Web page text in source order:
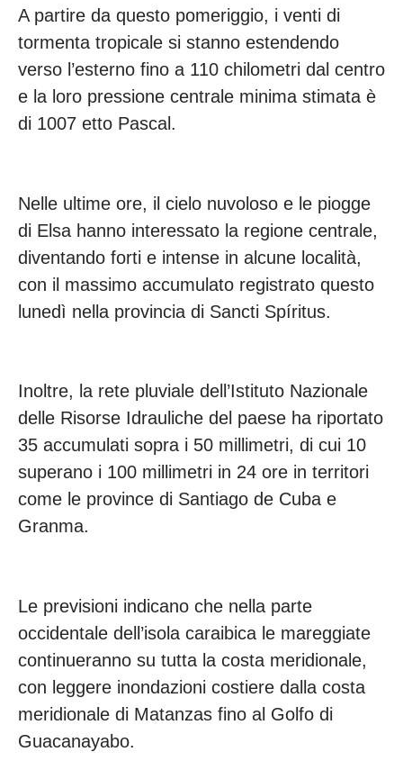
A partire da questo pomeriggio, i venti di
tormenta tropicale si stanno estendendo
verso l’esterno fino a 110 chilometri dal centro
e la loro pressione centrale minima stimata è
di 1007 etto Pascal.
Nelle ultime ore, il cielo nuvoloso e le piogge
di Elsa hanno interessato la regione centrale,
diventando forti e intense in alcune località,
con il massimo accumulato registrato questo
lunedì nella provincia di Sancti Spíritus.
Inoltre, la rete pluviale dell’Istituto Nazionale
delle Risorse Idrauliche del paese ha riportato
35 accumulati sopra i 50 millimetri, di cui 10
superano i 100 millimetri in 24 ore in territori
come le province di Santiago de Cuba e
Granma.
Le previsioni indicano che nella parte
occidentale dell’isola caraibica le mareggiate
continueranno su tutta la costa meridionale,
con leggere inondazioni costiere dalla costa
meridionale di Matanzas fino al Golfo di
Guacanayabo.